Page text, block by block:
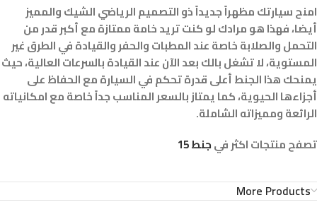
امنح سيارتك مظهراً جديداً ذو التصميم الرياضي الشيك والمميز
أيضا، فهذا هو مرادك لو كنت تريد خامة ممتازة مع أكبر قدر من
التحمل والصلابة خاصة عند المطبات والحفر والقيادة في الطرق غير
المستوية، لا تشغل بالك بعد الآن عند القيادة بالسرعات العالية، حيث
يمنحك هذا الجنط أعلى قدرة تحكم في السيارة مع الحفاظ على
أجزاءها الحيوية، كما يمتاز بالسعر المناسب جداً خاصة مع امكانياته
الرائعة ومميزاته الشاملة.
تصفح منتجات اكثر فيجنط 15
More Products